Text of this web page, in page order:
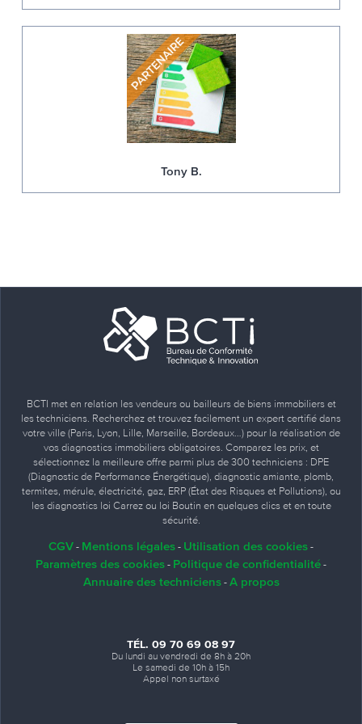
Tony B.
BCTI met en relation les vendeurs ou bailleurs de biens immobiliers et
les techniciens. Recherchez et trouvez facilement un expert certifié dans
votre ville (Paris, Lyon, Lille, Marseille, Bordeaux…) pour la réalisation de
vos diagnostics immobiliers obligatoires. Comparez les prix, et
sélectionnez la meilleure offre parmi plus de 300 techniciens : DPE
(Diagnostic de Performance Énergétique), diagnostic amiante, plomb,
termites, mérule, électricité, gaz, ERP (État des Risques et Pollutions), ou
les diagnostics loi Carrez ou loi Boutin en quelques clics et en toute
sécurité.
CGV - Mentions légales - Utilisation des cookies -
Paramètres des cookies - Politique de confidentialité -
Annuaire des techniciens- A propos
TÉL. 09 70 69 08 97
Du lundi au vendredi de 8h à 20h
Le samedi de 10h à 15h
Appel non surtaxé